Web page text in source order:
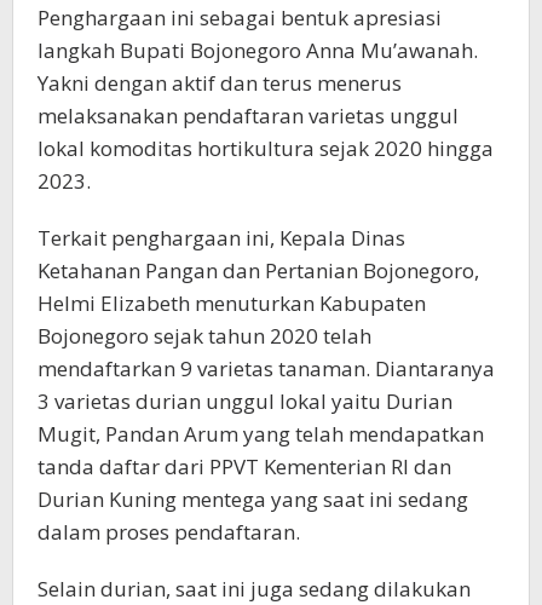
Penghargaan ini sebagai bentuk apresiasi
langkah Bupati Bojonegoro Anna Mu’awanah.
Yakni dengan aktif dan terus menerus
melaksanakan pendaftaran varietas unggul
lokal komoditas hortikultura sejak 2020 hingga
2023.
Terkait penghargaan ini, Kepala Dinas
Ketahanan Pangan dan Pertanian Bojonegoro,
Helmi Elizabeth menuturkan Kabupaten
Bojonegoro sejak tahun 2020 telah
mendaftarkan 9 varietas tanaman. Diantaranya
3 varietas durian unggul lokal yaitu Durian
Mugit, Pandan Arum yang telah mendapatkan
tanda daftar dari PPVT Kementerian RI dan
Durian Kuning mentega yang saat ini sedang
dalam proses pendaftaran.
Selain durian, saat ini juga sedang dilakukan